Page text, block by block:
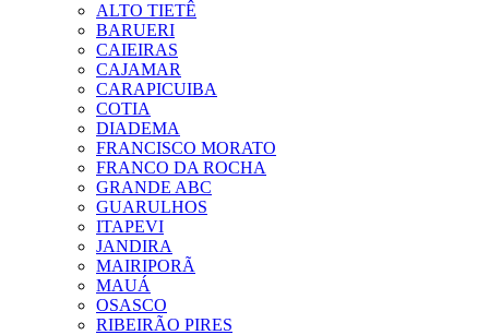
ALTO TIETÊ
BARUERI
CAIEIRAS
CAJAMAR
CARAPICUIBA
COTIA
DIADEMA
FRANCISCO MORATO
FRANCO DA ROCHA
GRANDE ABC
GUARULHOS
ITAPEVI
JANDIRA
MAIRIPORÃ
MAUÁ
OSASCO
RIBEIRÃO PIRES